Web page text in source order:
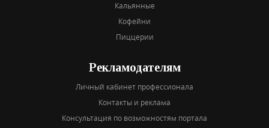
Кальянные
Кофейни
Пиццерии
Рекламодателям
Личный кабинет профессионала
Контакты и реклама
Консультация по возможностям портала